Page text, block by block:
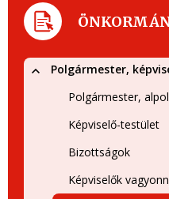
Polgármester,
Polgármester,
Képviselő-testület
Bizottságok
Képviselők